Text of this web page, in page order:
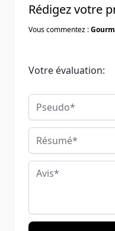
Rédigez votre
Vous commentez :
Votre évaluation:
Pseudo
Résumé
Avis